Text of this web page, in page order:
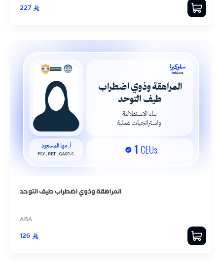
227
المراهقة وذوي اضطراب طيف التوحد
ABA
126